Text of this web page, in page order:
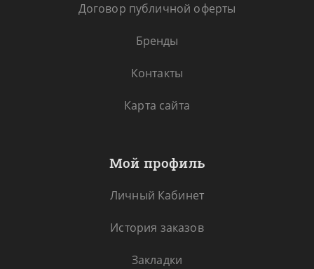
Договор публичной оферты
Бренды
Контакты
Карта сайта
Мой профиль
Личный Кабинет
История заказов
Закладки